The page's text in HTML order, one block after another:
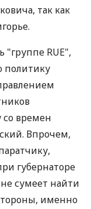
так как
"группе RUE",
политику
времен
Впрочем,
губернаторе
сумеет найти
именно